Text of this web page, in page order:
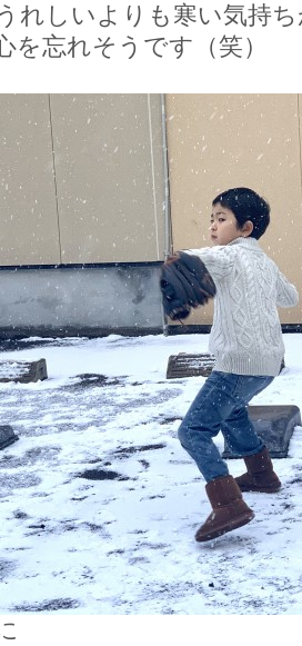
れしいよりも寒い気持
を忘れそうです（笑）